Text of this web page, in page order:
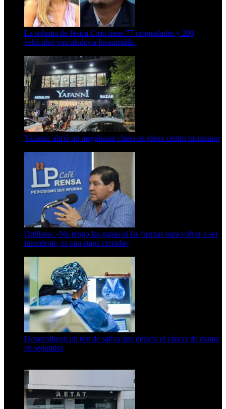
La sobrina de Jésica Cirio tiene 77 propiedades y 200
vehículos vinculados a Insaurralde.
Yafanni: abrió un megabazar chino en pleno centro tucumano
Orellana: «No tengo las ganas ni las fuerzas para volver a ser
intendente, es una etapa cerrada»
Desarrollaron un test de saliva que detecta el cáncer de mama
en segundos